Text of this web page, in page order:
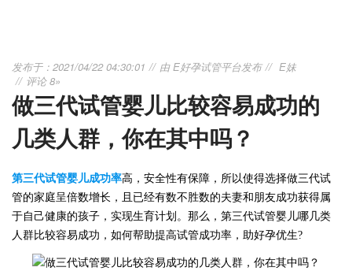
发布于：2021/04/22 04:30:01 由E好孕试管平台发布
E妹
评论 8»
做三代试管婴儿比较容易成功的
几类人群，你在其中吗？
第三代试管婴儿成功率高，安全性有保障，所以使得选择做三代试
管的家庭呈倍数增长，且已经有数不胜数的夫妻和朋友成功获得属
于自己健康的孩子，实现生育计划。那么， 第三代试管婴儿哪几类
人群比较容易成功，如何帮助提高试管成功率，助好孕优生?